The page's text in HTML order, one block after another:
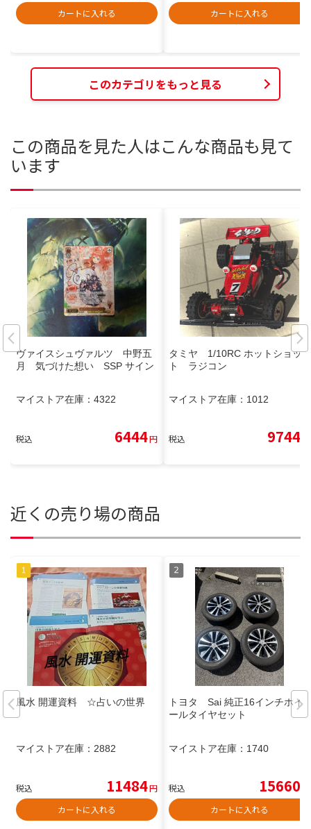
カートに入れる
カートに入れる
このカテゴリをもっと見る
この商品を見た人はこんな商品も見て
います
ヴァイスシュヴァルツ 中野五
月 気づけた想い SSP サイン
マイストア在庫： 4322
税込 6444円
タミヤ 1/10RC ホットショッ
ト ラジコン
マイストア在庫： 1012
税込 9744
近くの売り場の商品
風水 開運資料 ☆占いの世界
マイストア在庫： 2882
税込 11484円
カートに入れる
トヨタ Sai 純正16インチホイ
ールタイヤセット
マイストア在庫： 1740
税込 15660
カートに入れる